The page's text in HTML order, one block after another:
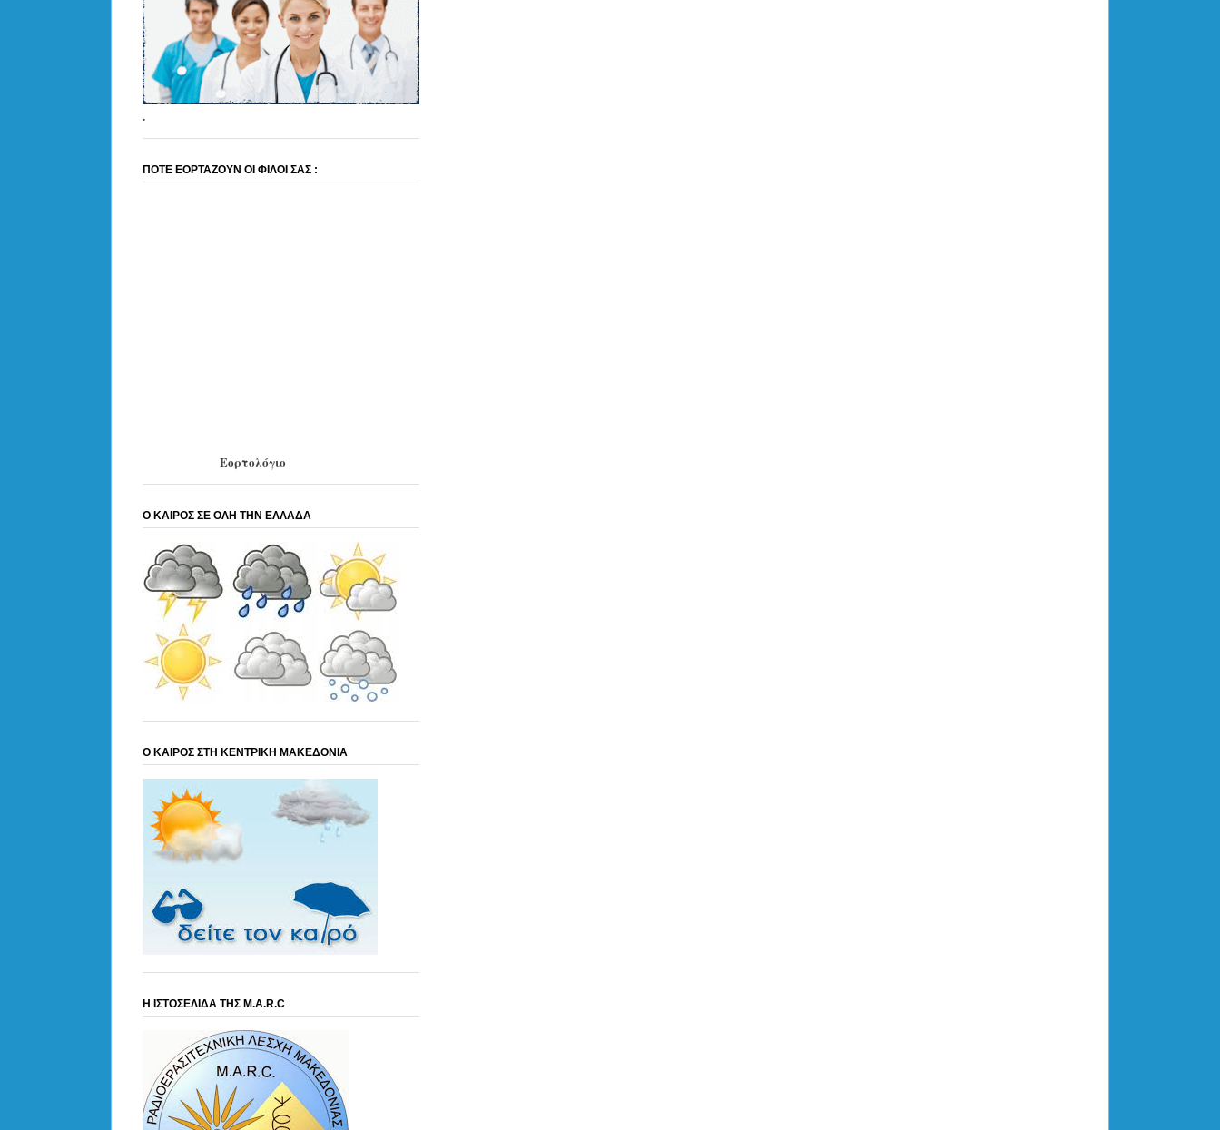
.
ΠΟΤΕ ΕΟΡΤΑΖΟΥΝ ΟΙ ΦΙΛΟΙ ΣΑΣ :
Εορτολόγιο
Ο ΚΑΙΡΟΣ ΣΕ ΟΛΗ ΤΗΝ ΕΛΛΑΔΑ
Ο ΚΑΙΡΟΣ ΣΤΗ ΚΕΝΤΡΙΚΗ ΜΑΚΕΔΟΝΙΑ
Η ΙΣΤΟΣΕΛΙΔΑ ΤΗΣ M.A.R.C